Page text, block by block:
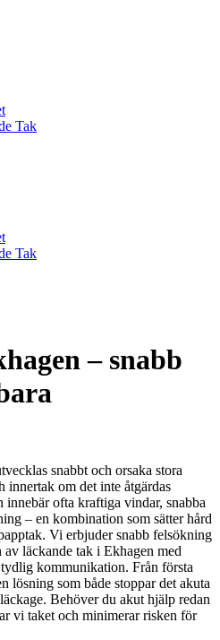
Tak
Tak
– snabb
snabbt och orsaka stora
innertak om det inte åtgärdas
innebär ofta kraftiga vindar, snabba
– en kombination som sätter hård
Vi erbjuder snabb felsökning
läckande tak i Ekhagen med
kommunikation. Från första
lösning som både stoppar det akuta
Behöver du akut hjälp redan
vi taket och minimerar risken för